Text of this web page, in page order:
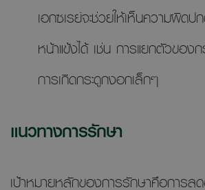
เอกซเรย์จะช่วยให้เห็นความผิด
หน้าแข้งได้ เช่น การแยกตัวขอ
การเกิดกระดูกงอกเล็กๆ
แนวทางการรักษา
เป้าหมายหลักของการรักษาคือการลด